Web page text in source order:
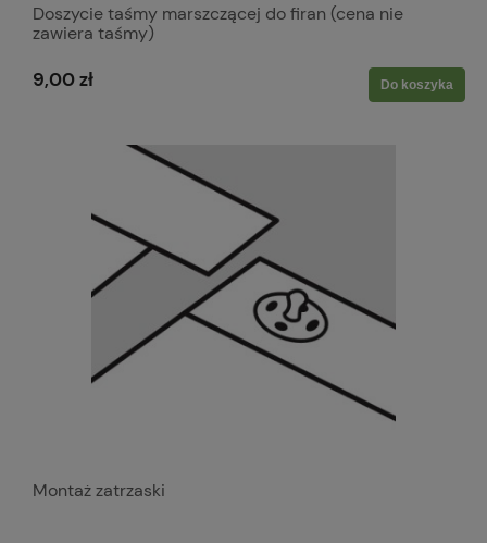
Doszycie taśmy marszczącej do firan (cena nie
zawiera taśmy)
9,00 zł Do koszyka
Montaż zatrzaski